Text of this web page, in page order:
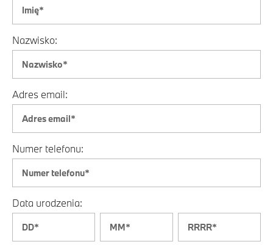
Nazwisko:
Adres email:
Numer telefonu:
Data urodzenia: